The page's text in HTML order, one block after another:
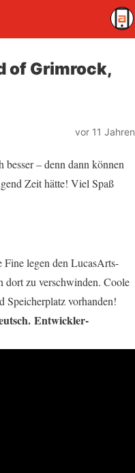
of Grimrock,
vor 11 Jahren
– denn dann können
Zeit hätte! Viel Spaß
legen den LucasArts-
dort zu verschwinden. Coole
Speicherplatz vorhanden!
Entwickler-